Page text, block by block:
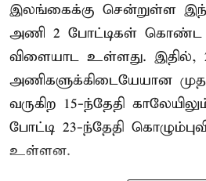
இலங்கைக்கு சென்றுள்ள
அணி 2 போட்டிகள் கொண்ட
விளையாட உள்ளது. இதில்,
அணிகளுக்கிடையேயான
வருகிற 15-ந்தேதி
போட்டி 23-ந்தேதி
உள்ளன.